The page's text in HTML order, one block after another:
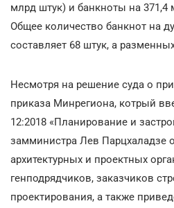
млрд штук) и банкноты на 371,4
Общее количество банкнот на
составляет 68 штук, а
Несмотря на решение суда о
приказа Минрегиона, котрый
12:2018 «Планирование и
замминистра Лев Парцхаладзе
архитектурных и проектных
генподрядчиков, заказчиков
проектирования, а также